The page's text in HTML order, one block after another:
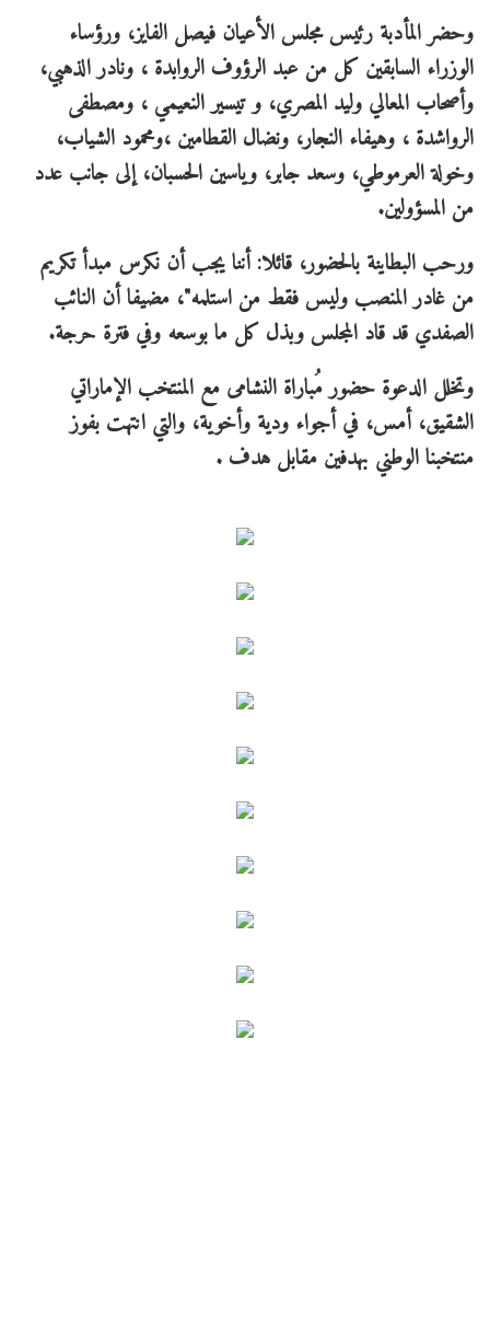
وحضر المأدبة رئيس مجلس الأعيان فيصل الفايز، ورؤساء
الوزراء السابقين كل من عبد الرؤوف الروابدة ، ونادر الذهبي،
وأصحاب المعالي وليد المصري، و تيسير النعيمي ، ومصطفى
الرواشدة ، وهيفاء النجار، ونضال القطامين ،ومحمود الشياب،
وخولة العرموطي، وسعد جابر، وياسين الحسبان، إلى جانب عدد
من المسؤولين.
ورحب البطاينة بالحضور، قائلا: أننا يجب أن نكرس مبدأ تكريم
من غادر المنصب وليس فقط من استلمه"، مضيفا أن النائب
الصفدي قد قاد المجلس وبذل كل ما بوسعه وفي فترة حرجة.
وتخلل الدعوة حضور مُباراة النشامى مع المنتخب الإماراتي
الشقيق، أمس، في أجواء ودية وأخوية، والتي انتهت بفوز
منتخبنا الوطني بهدفين مقابل هدف .